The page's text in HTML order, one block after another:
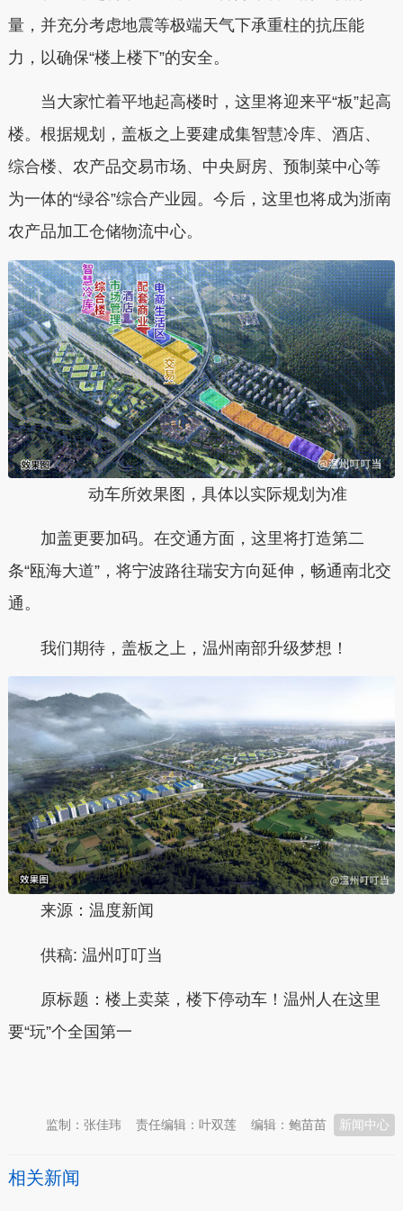
量，并充分考虑地震等极端天气下承重柱的抗压能
力，以确保“楼上楼下”的安全。
当大家忙着平地起高楼时，这里将迎来平“板”起高
楼。根据规划， 盖板之上要建成集智慧冷库、酒店、
综合楼、农产品交易市场、中央厨房、预制菜中心等
为一体的“绿谷”综合产业园。 今后，这里也将成为浙南
农产品加工仓储物流中心。
动车所效果图，具体以实际规划为准
加盖更要加码。 在交通方面，这里将打造第二
条“瓯海大道”，将宁波路往瑞安方向延伸，畅通南北交
通。
我们期待，盖板之上，温州南部升级梦想！
来源：温度新闻
供稿: 温州叮叮当
原标题： 楼上卖菜，楼下停动车！温州人在这里
要“玩”个全国第一
新闻中心
编辑：鲍苗苗
责任编辑：叶双莲
监制：张佳玮
相关新闻